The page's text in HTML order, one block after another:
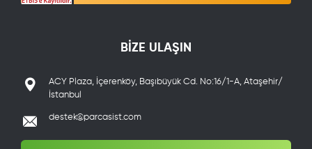
BİZE ULAŞIN
ACY Plaza, İçerenköy, Başıbüyük Cd. No:16/1-A, Ataşehir/
İstanbul
destek@parcasist.com